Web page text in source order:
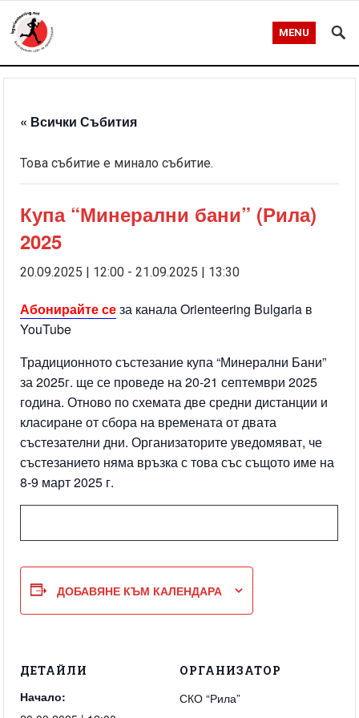
MENU
« Всички Събития
Това събитие е минало събитие.
Купа “Минерални бани” (Рила)
2025
20.09.2025 | 12:00 -21.09.2025 | 13:30
Абонирайте сеза канала Orienteering Bulgaria в
YouTube
Традиционното състезание купа “Минерални Бани”
за 2025г. ще се проведе на 20-21 септември 2025
година. Отново по схемата две средни дистанции и
класиране от сбора на времената от двата
състезателни дни. Организаторите уведомяват, че
състезанието няма връзка с това със същото име на
8-9 март 2025 г.
ДОБАВЯНЕ КЪМ КАЛЕНДАРА
ДЕТАЙЛИ
Начало:
ОРГАНИЗАТОР
СКО “Рила”